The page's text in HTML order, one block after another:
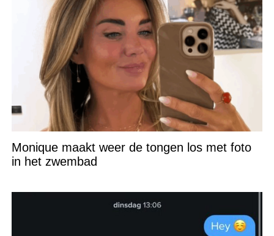
Monique maakt weer de tongen los met foto
in het zwembad